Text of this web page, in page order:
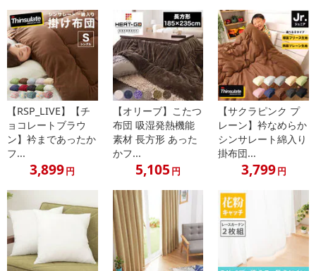
【お支払いについて】
※送料はお試し費用に含まれております。
※d払い、PayPay、au PAY、au PAY（auかんたん決済）、ソフトバ
ンクまとめて支払い、楽天ペイ、メルペイ、AEON Pay、Amazon
Payでお支払いの場合、決済のため外部サイトへ遷移します。
※予約商品は決済手段ごとに定められた決済期限日にお支払いを完
了することがございます。ご了承いただいたうえでお申し込みくだ
さい。
【配送伝票番号について】
※配送形態がメール便の商品については、商品の発送完了後、配送
伝票番号がマイページに表示されない場合もございます。
【配送日時の指定について】
※配送日時の指定が可能な商品の場合、商品によってご指定できる
配送日、配送時間が異なる可能性がございます。
【RSP_LIVE】【チ
ョコレートブラウ
ン】衿まであったか
フ...
3,899円
【オリーブ】こたつ
布団 吸湿発熱機能
素材 長方形 あった
かフ...
5,105 円
【サクラピンク プ
レーン】衿なめらか
シンサレート綿入り
掛布団...
3,799円